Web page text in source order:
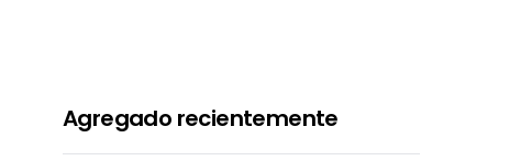
Agregado recientemente